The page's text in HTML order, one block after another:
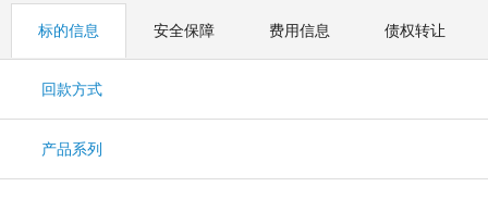
标的信息 安全保障 费用信息 债权转让
回款方式
产品系列